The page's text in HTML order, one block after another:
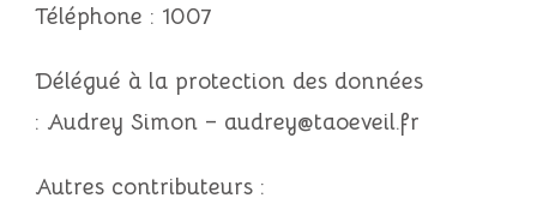
Téléphone : 1007
Délégué à la protection des données
: Audrey Simon – audrey@taoeveil.fr
Autres contributeurs :